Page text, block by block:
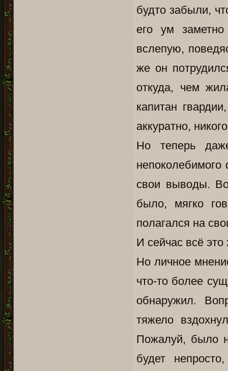
будто забыли,
его ум
вслепую,
же он
откуда, чем
капитан
аккуратно,
Но теперь
свои выводы.
было, мягко
полагался на
И сейчас всё это
Но личное
что-то более
обнаружил.
тяжело
Пожалуй, было
будет